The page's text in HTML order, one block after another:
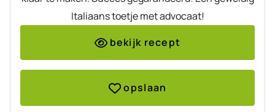
Italiaans toetje met advocaat!
bekijk recept
opslaan